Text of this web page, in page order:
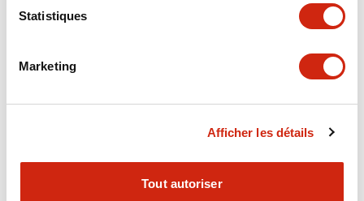
Statistiques
Marketing
Afficher les détails
Tout autoriser
Mechanical Specifications